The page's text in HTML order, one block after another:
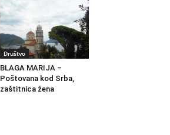
Društvo
BLAGA MARIJA –
Poštovana kod Srba,
zaštitnica žena